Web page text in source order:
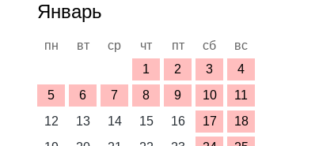
Январь
пн вт ср чт пт сб
вс
1
2 3
4
5
6 7 8 9 10
11
12
13 14 15 16 17
18